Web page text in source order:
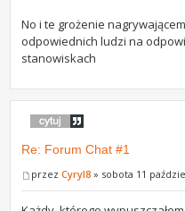
No i te grożenie
odpowiednich ludzi na
stanowiskach
Re: Forum Chat #1
przezCyryl8 » sobota 11